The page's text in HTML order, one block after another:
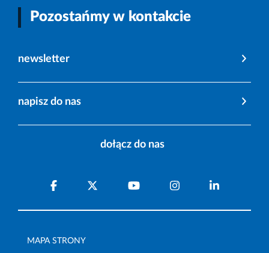
Pozostańmy w kontakcie
newsletter
napisz do nas
dołącz do nas
MAPA STRONY